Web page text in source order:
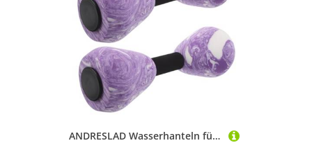
Sportbekleidung
Turnen & Gymnastik
ANDRESLAD
ANDRESLAD Wasserhanteln für Poolübungen Eva-Schaum Wassergewichte Leicht Langlebig Gelenkschonend für Wassergymnastik Schwimmtraining Fitnessgerät für Damen